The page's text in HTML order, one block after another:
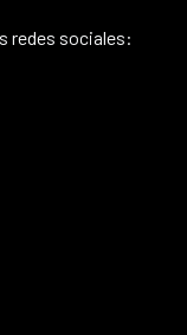
redes sociales: